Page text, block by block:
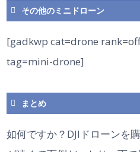
その他のミニドローン
[gadkwp cat=drone
tag=mini-drone]
まとめ
如何ですか？DJIドローンを